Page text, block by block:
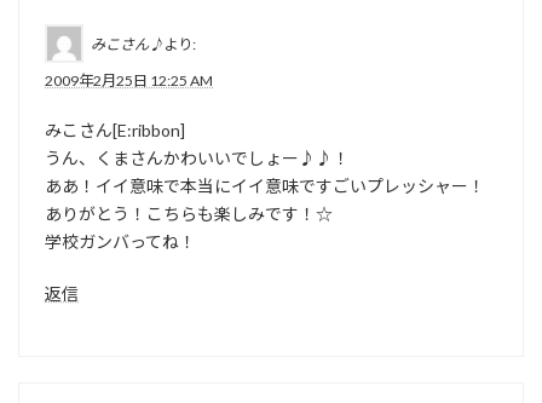
みこさん♪ より:
2009年2月25日 12:25 AM
みこさん[E:ribbon]
うん、くまさんかわいいでしょー♪♪！
ああ！イイ意味で本当にイイ意味ですごいプレッシャー！
ありがとう！こちらも楽しみです！☆
学校ガンバってね！
返信